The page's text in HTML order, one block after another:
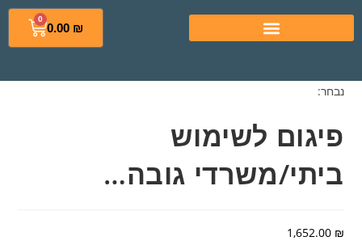
0.00₪
נבחר:
פיגום לשימוש
ביתי/משרדי גובה…
1,652.00₪